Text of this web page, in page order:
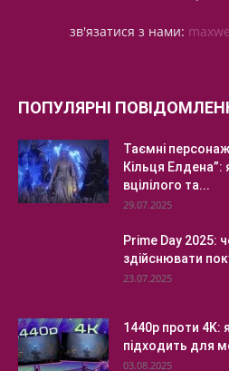
зв'язатися з нами:
ПОПУЛЯРНІ
Таємні
Кільця Елдена”:
вцілілого та...
29.07.2025
Prime Day 2025:
здійснювати
23.07.2025
1440p проти 4K:
підходить для
03.08.2025